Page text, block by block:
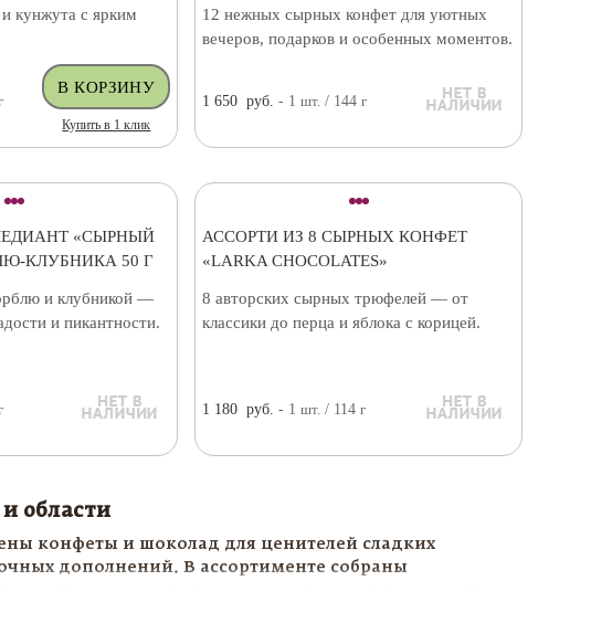
кунжута с ярким
Купить в 1 клик
12 нежных сырных конфет для уютных
вечеров, подарков и особенных моментов.
1 650 руб. - 1шт. / 144г
«СЫРНЫЙ
КЛУБНИКА 50 Г
и клубникой —
и пикантности.
АССОРТИ ИЗ 8 СЫРНЫХ КОНФЕТ
«LARKA CHOCOLATES»
8 авторских сырных трюфелей — от
классики до перца и яблока с корицей.
1 180 руб. - 1шт. / 114г
области
конфеты и шоколад для ценителей сладких
дополнений. В ассортименте собраны
для самостоятельного подарка, так и в качестве
композициям.